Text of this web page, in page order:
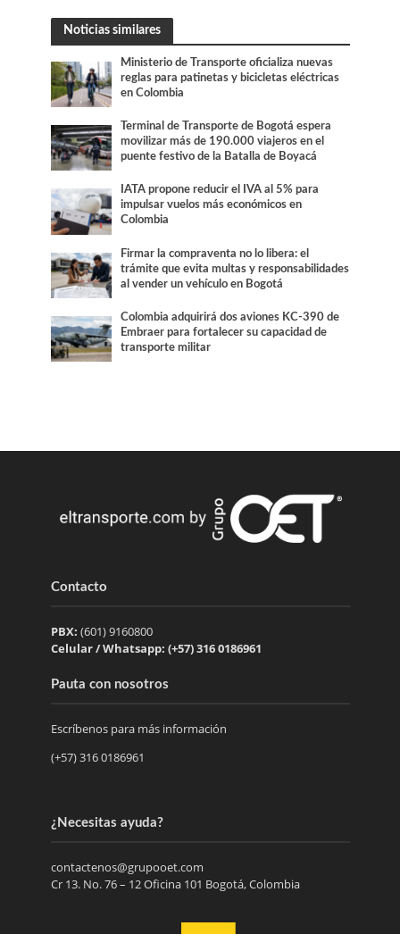
Noticias similares
Ministerio de Transporte oficializa nuevas
reglas para patinetas y bicicletas eléctricas
en Colombia
Terminal de Transporte de Bogotá espera
movilizar más de 190.000 viajeros en el
puente festivo de la Batalla de Boyacá
IATA propone reducir el IVA al 5% para
impulsar vuelos más económicos en
Colombia
Firmar la compraventa no lo libera: el
trámite que evita multas y responsabilidades
al vender un vehículo en Bogotá
Colombia adquirirá dos aviones KC-390 de
Embraer para fortalecer su capacidad de
transporte militar
Contacto
PBX: (601) 9160800
Celular / Whatsapp: (+57) 316 0186961
Pauta con nosotros
Escríbenos para más información
(+57) 316 0186961
¿Necesitas ayuda?
contactenos@grupooet.com
Cr 13. No. 76 – 12 Oficina 101 Bogotá, Colombia